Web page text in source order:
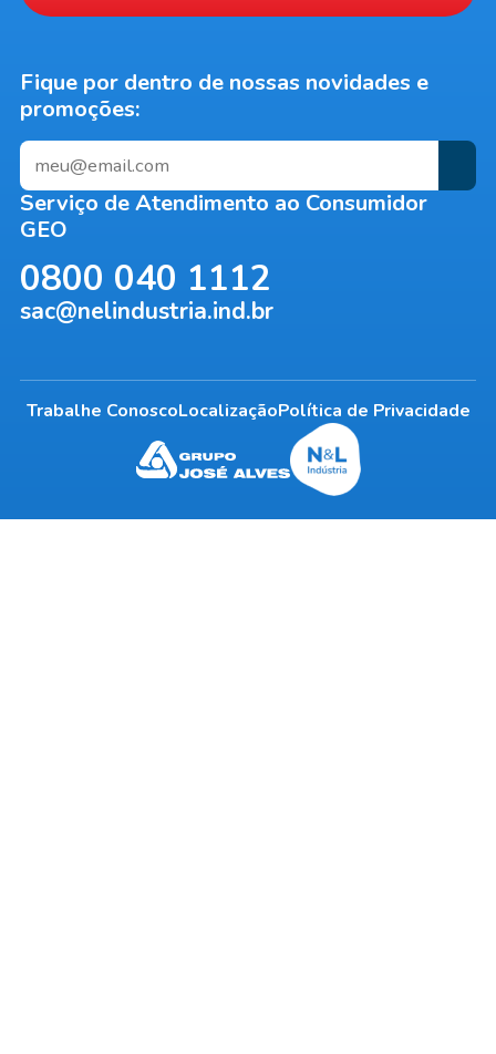
Fique por dentro de nossas novidades e
promoções:
Serviço de Atendimento ao Consumidor
GEO
0800 040 1112
sac@nelindustria.ind.br
Trabalhe ConoscoLocalizaçãoPolítica de Privacidade